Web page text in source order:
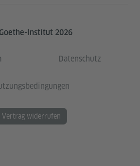
Institut 2026
Datenschutz
Vertrag widerrufen